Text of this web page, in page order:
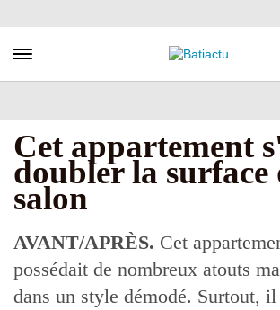
au
principal
Toggle navigation
Cet appartement
doubler la surface
salon
AVANT/APRÈS. Cet
possédait de nombreux atouts
dans un style démodé. Surtout,